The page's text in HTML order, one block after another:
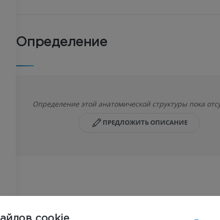
Определение
Определение этой анатомической структуры пока
ПРЕДЛОЖИТЬ ОПИСАНИЕ